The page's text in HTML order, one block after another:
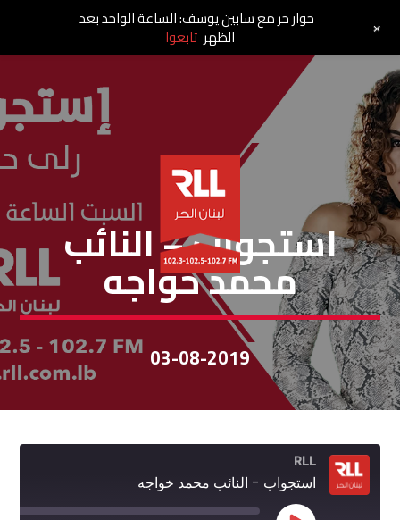
إستجواب
استجواب – النائب
محمد خواجه
03-08-2019
RLL
استجواب - النائب محمد خواجه
حوار حر مع سابين يوسف: الساعة الواحد بعد
الظهر تابعوا +